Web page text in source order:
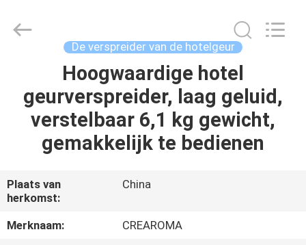
PRODUCTEN
VIDEOS
VR-
SHOW
Online
Market.
De verspreider van de hotelgeur
Hoogwaardige hotel
geurverspreider, laag geluid,
verstelbaar 6,1 kg gewicht,
gemakkelijk te bedienen
Plaats van
herkomst:
China
Merknaam:
CREAROMA